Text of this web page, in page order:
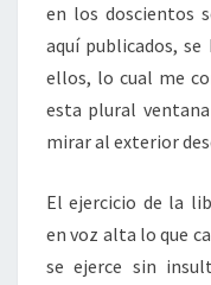
en los doscientos
aquí publicados,
ellos, lo cual me
esta plural
mirar al exterior
El ejercicio de la
en voz alta lo que
se ejerce sin